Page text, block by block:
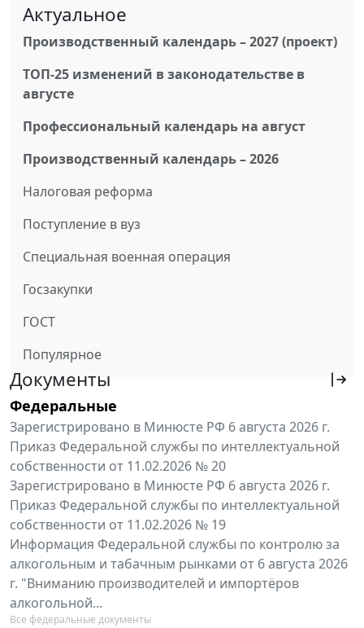
Актуальное
Производственный календарь – 2027 (проект)
ТОП-25 изменений в законодательстве в
августе
Профессиональный календарь на август
Производственный календарь – 2026
Налоговая реформа
Поступление в вуз
Специальная военная операция
Госзакупки
ГОСТ
Популярное
Документы
Федеральные
Зарегистрировано в Минюсте РФ 6 августа 2026 г.
Приказ Федеральной службы по интеллектуальной
собственности от 11.02.2026 № 20
Зарегистрировано в Минюсте РФ 6 августа 2026 г.
Приказ Федеральной службы по интеллектуальной
собственности от 11.02.2026 № 19
Информация Федеральной службы по контролю за
алкогольным и табачным рынками от 6 августа 2026
г. "Вниманию производителей и импортёров
алкогольной...
Все федеральные документы